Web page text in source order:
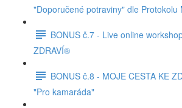
"Doporučené potraviny" dle Protokolu
BONUS č.7 - Live online
ZDRAVÍ®
BONUS č.8 - MOJE CESTA KE
"Pro kamaráda"